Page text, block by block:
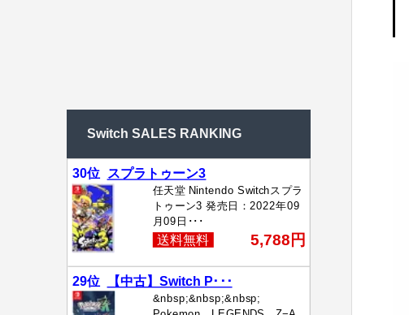
Switch SALES RANKING